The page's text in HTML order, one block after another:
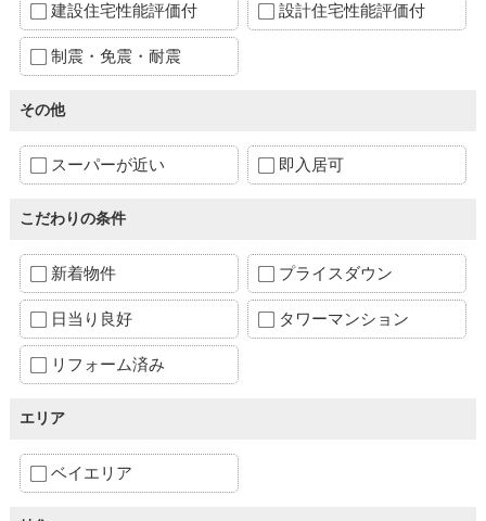
建設住宅性能評価付 設計住宅性能評価付
制震・免震・耐震
その他
スーパーが近い 即入居可
こだわりの条件
新着物件 プライスダウン
日当り良好 タワーマンション
リフォーム済み
エリア
ベイエリア